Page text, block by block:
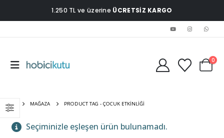
1.250 TL ve üzerine ÜCRETSİZ KARGO
0
EV MAĞAZA PRODUCT TAG - ÇOCUK ETKINLIĞI
Seçiminizle eşleşen ürün bulunamadı.